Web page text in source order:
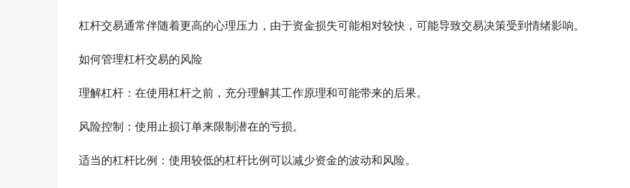
杠杆交易通常伴随着更高的心理压力，由于资金损失可能相对较快，可能导致交易决策受到情绪影响。
如何管理杠杆交易的风险
理解杠杆：在使用杠杆之前，充分理解其工作原理和可能带来的后果。
风险控制：使用止损订单来限制潜在的亏损。
适当的杠杆比例：使用较低的杠杆比例可以减少资金的波动和风险。